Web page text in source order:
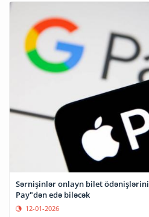
Sərnişinlər onlayn bilet ödənişlərini "Apple Pay" və "Google
Pay"dən edə biləcək
12-01-2026